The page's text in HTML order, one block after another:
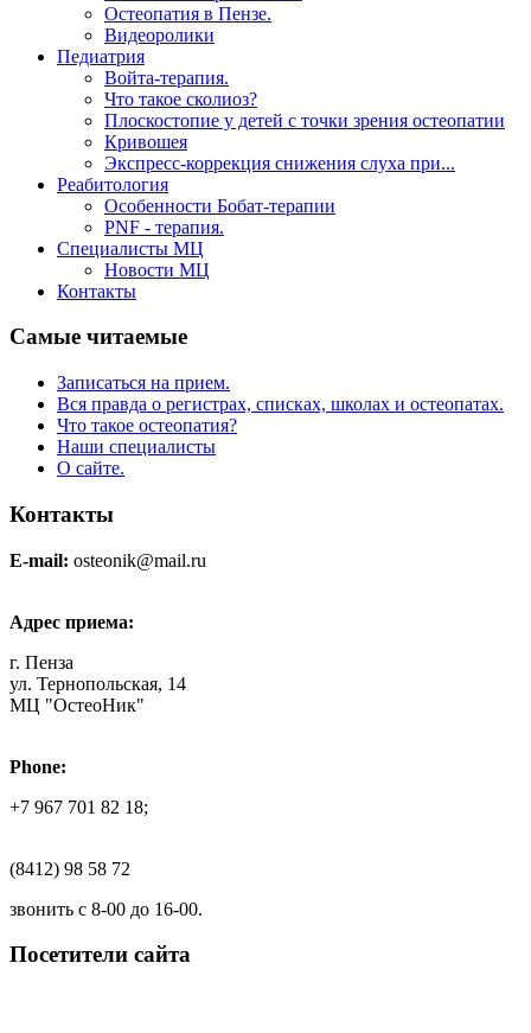
Остеопатия в Пензе.
Видеоролики
Педиатрия
Войта-терапия.
Что такое сколиоз?
Плоскостопие у детей с точки зрения остеопатии
Кривошея
Экспресс-коррекция снижения слуха при...
Реабитология
Особенности Бобат-терапии
PNF - терапия.
Специалисты МЦ
Новости МЦ
Контакты
Самые читаемые
Записаться на прием.
Вся правда о регистрах, списках, школах и остеопатах.
Что такое остеопатия?
Наши специалисты
О сайте.
Контакты
E-mail: osteonik@mail.ru
Адрес приема:
г. Пенза
ул. Тернопольская, 14
МЦ "ОстеоНик"
Phone:
+7 967 701 82 18;
(8412) 98 58 72
звонить с 8-00 до 16-00.
Посетители сайта